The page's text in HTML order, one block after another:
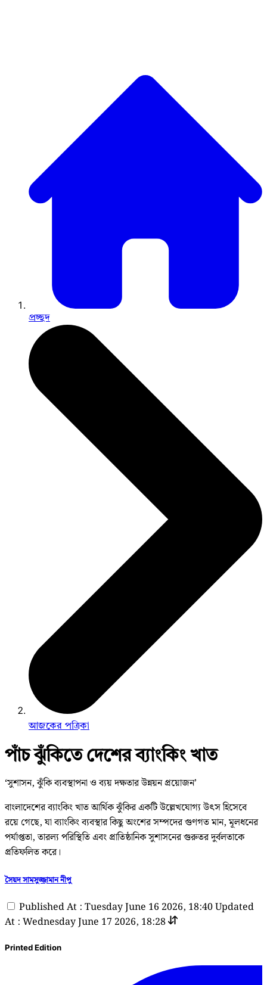
প্রচ্ছদ
আজকের পত্রিকা
পাঁচ ঝুঁকিতে দেশের ব্যাংকিং খাত
‘সুশাসন, ঝুঁকি ব্যবস্থাপনা ও ব্যয় দক্ষতার উন্নয়ন প্রয়োজন’
বাংলাদেশের ব্যাংকিং খাত আর্থিক ঝুঁকির একটি উল্লেখযোগ্য উৎস হিসেবে
রয়ে গেছে, যা ব্যাংকিং ব্যবস্থার কিছু অংশের সম্পদের গুণগত মান, মূলধনের
পর্যাপ্ততা, তারল্য পরিস্থিতি এবং প্রাতিষ্ঠানিক সুশাসনের গুরুতর দুর্বলতাকে
প্রতিফলিত করে।
সৈয়দ সামসুজ্জামান নীপু
Published At : Tuesday June 16 2026, 18:40Updated
At : Wednesday June 17 2026, 18:28
Printed Edition